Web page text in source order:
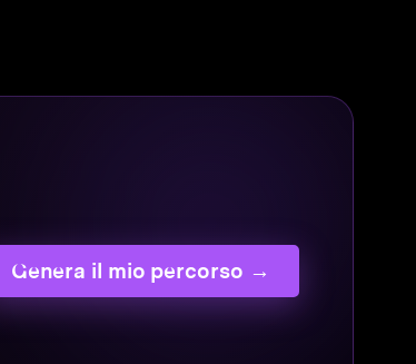
Genera il mio percorso →